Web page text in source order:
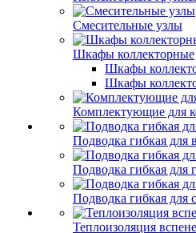
Смесительные узлы
Шкафы коллекторные
Шкафы
Шкафы
Комплектующие для
Подводка гибкая для
Подводка гибкая для
Подводка гибкая для
Теплоизоляция